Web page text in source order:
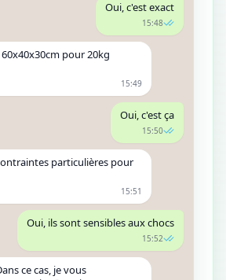
Oui, c'est exact
15:48
pour 20kg
15:49
Oui, c'est ça
15:50
particulières pour
15:51
Oui, ils sont sensibles aux chocs
15:52
ce cas, je vous